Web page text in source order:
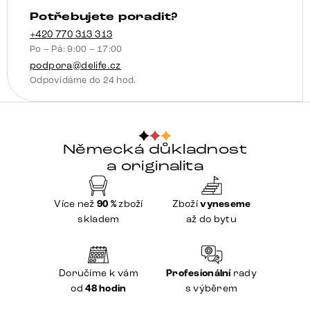
Potřebujete poradit?
+420 770 313 313
Po – Pá: 9:00 – 17:00
podpora@delife.cz
Odpovídáme do 24 hod.
Německá důkladnost
a originalita
Více než 90 %zboží
skladem
Zbožívyneseme
až do bytu
Doručíme k vám
od48 hodin
Profesionálnírady
s výběrem